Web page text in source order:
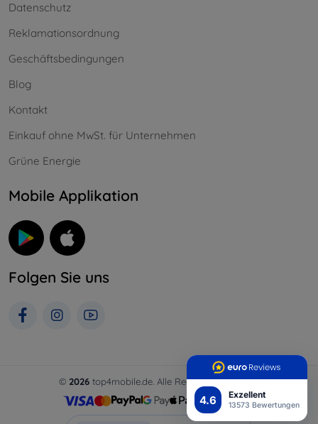
4.6 Exzellent
13573 Bewertungen
Datenschutz
Reklamationsordnung
Geschäftsbedingungen
Blog
Kontakt
Einkauf ohne MwSt. für Unternehmen
Grüne Energie
Mobile Applikation
Folgen Sie uns
© 2026 top4mobile.de. Alle Rechte vorbehalten.